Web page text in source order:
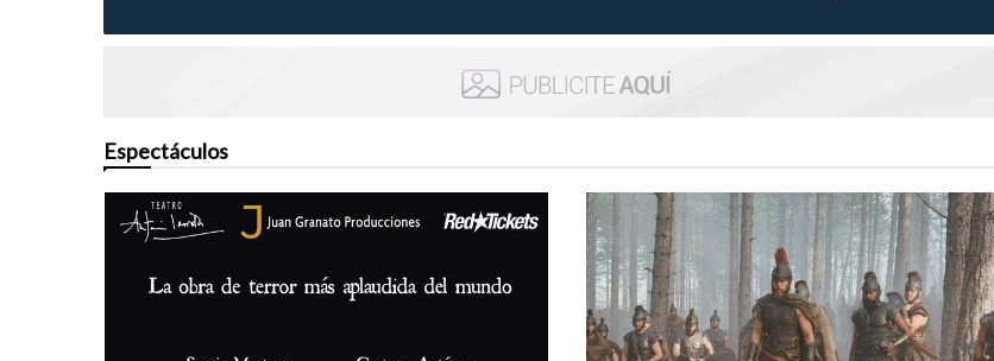
Espectáculos